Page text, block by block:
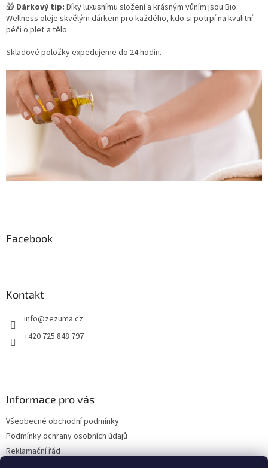
🎁 Dárkový tip: Díky luxusnímu složení a krásným vůním jsou Bio
Wellness oleje skvělým dárkem pro každého, kdo si potrpí na kvalitní
péči o pleť a tělo.
Skladové položky expedujeme do 24 hodin.
Facebook
Kontakt
info@zezuma.cz
+420 725 848 797
Informace pro vás
Všeobecné obchodní podmínky
Podmínky ochrany osobních údajů
Reklamační řád